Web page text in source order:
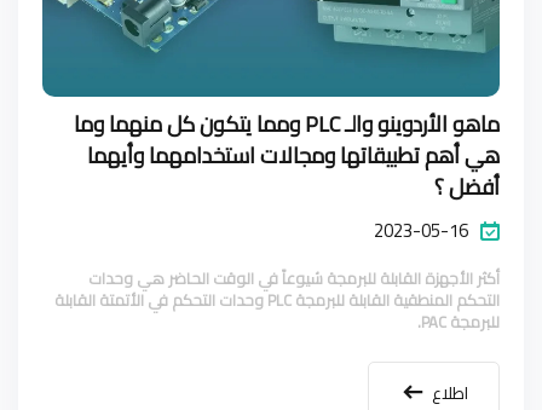
ماهو الأردوينو والـ PLC ومما يتكون كل منهما وما
هي أهم تطبيقاتها ومجالات استخدامهما وأيهما
أفضل ؟
2023-05-16
أكثر الأجهزة القابلة للبرمجة شيوعاً في الوقت الحاضر هي وحدات
التحكم المنطقية القابلة للبرمجة PLC وحدات التحكم في الأتمتة القابلة
للبرمجة PAC.
اطلاع